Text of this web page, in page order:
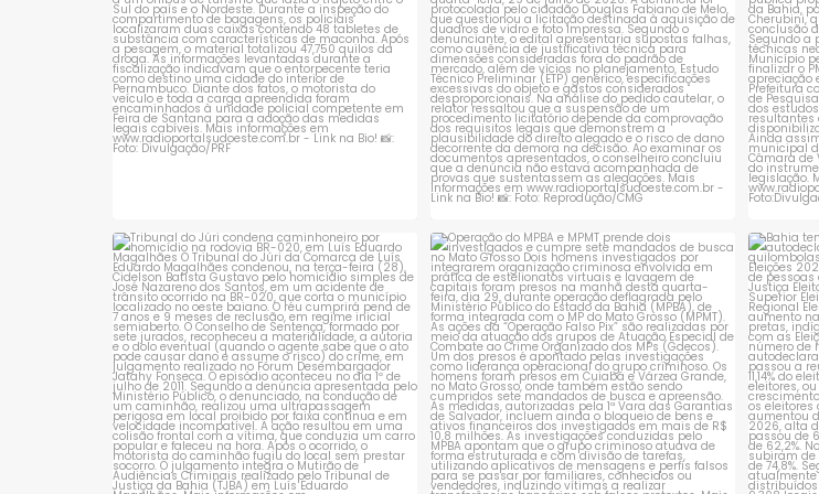
Tribunal do Júri condena caminhoneiro
por...
1 0
Operação do MPBA e MPMT prende dois
investigados e...
1 0
Bahia